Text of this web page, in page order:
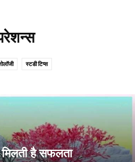
स्टडी टिप्स
है सफलता